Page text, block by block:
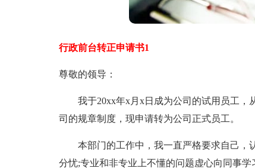
行政前台转正申请书1
尊敬的领导：
我于20xx年x月x日成为公司的试用员工，
司的规章制度，现申请转为公司正式员工。
本部门的工作中，我一直严格要求自己，
分忧;专业和非专业上不懂的问题虚心向同事